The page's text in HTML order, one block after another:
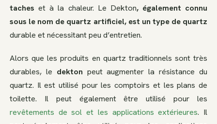
taches et à la chaleur. Le Dekton, également connu
sous le nom de quartz artificiel, est un type de quartz
durable et nécessitant peu d’entretien.
Alors que les produits en quartz traditionnels sont très
durables, le dekton peut augmenter la résistance du
quartz. Il est utilisé pour les comptoirs et les plans de
toilette. Il peut également être utilisé pour les
revêtements de sol et les applications extérieures. Il